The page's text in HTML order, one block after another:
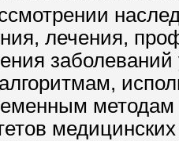
лечения,